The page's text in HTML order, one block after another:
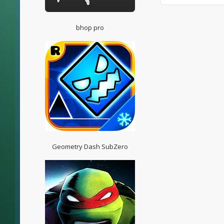
bhop pro
Geometry Dash SubZero